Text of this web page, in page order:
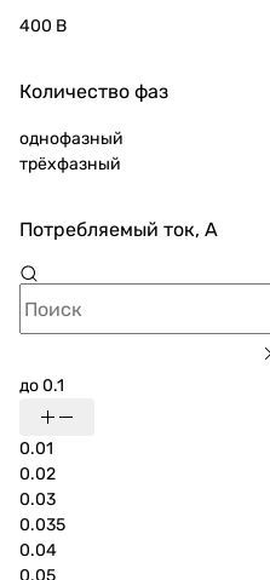
400 В
Количество фаз
однофазный
трёхфазный
Потребляемый ток, А
до 0.1
0.01
0.02
0.03
0.035
0.04
0.05